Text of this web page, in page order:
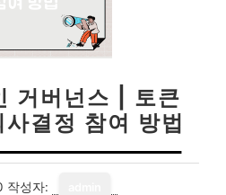
거버넌스 | 토큰
결정 참여 방법
작성자: